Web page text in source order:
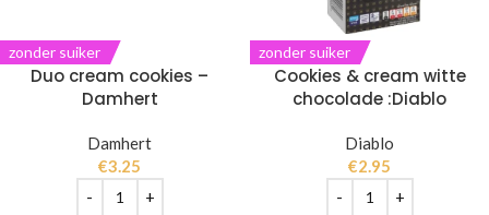
zonder suiker
Duo cream cookies –
Damhert
Damhert
€3.25
zonder suiker
Cookies & cream witte
chocolade :Diablo
Diablo
€2.95